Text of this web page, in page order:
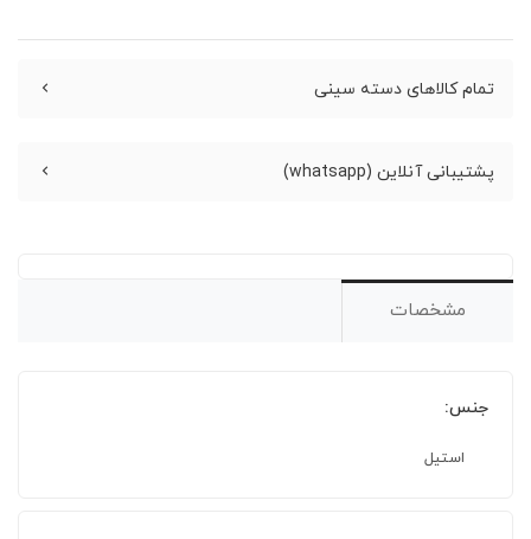
تمام کالاهای دسته سینی
پشتیبانی آنلاین (whatsapp)
مشخصات
جنس:
استیل